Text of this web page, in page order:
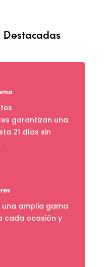
Destacadas
garantizan una
21 días sin
una amplia gama
cada ocasión y